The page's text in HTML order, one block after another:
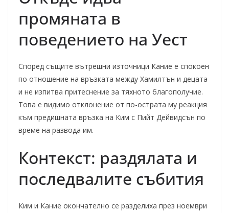
промяната в
поведението на Уест
Според същите вътрешни източници Кание е спокоен
по отношение на връзката между Хамилтън и децата
и не изпитва притеснение за тяхното благополучие.
Това е видимо отклонение от по-острата му реакция
към предишната връзка на Ким с Пийт Дейвидсън по
време на развода им.
Контекст: раздялата и
последвалите събития
Ким и Кание окончателно се разделиха през ноември